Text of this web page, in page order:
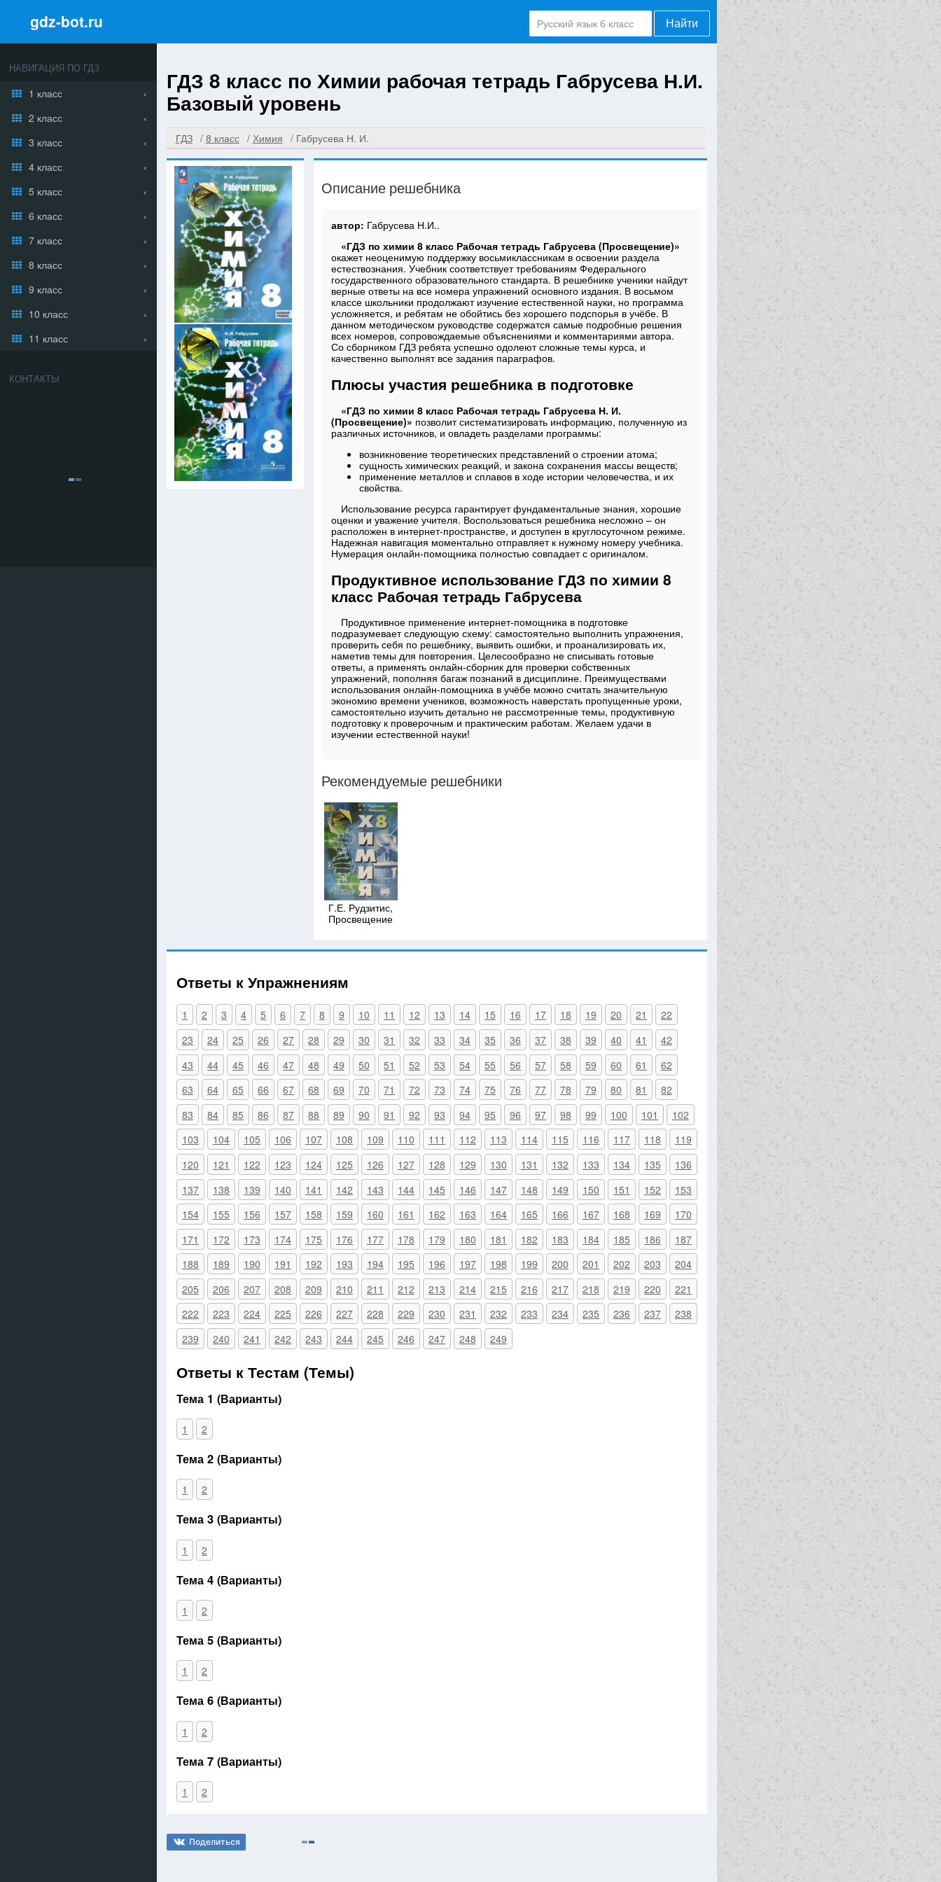
gdz-bot.ru Найти
НАВИГАЦИЯ ПО ГДЗ
1 класс
2 класс
3 класс
4 класс
5 класс
6 класс
7 класс
8 класс
9 класс
10 класс
11 класс
КОНТАКТЫ
ГДЗ 8 класс по Химии рабочая тетрадь Габрусева Н.И.
Базовый уровень
ГДЗ 8 класс Химия Габрусева Н. И.
Описание решебника
автор: Габрусева Н.И..
«ГДЗ по химии 8 класс Рабочая тетрадь Габрусева (Просвещение)»
окажет неоценимую поддержку восьмиклассникам в освоении раздела
естествознания. Учебник соответствует требованиям Федерального
государственного образовательного стандарта. В решебнике ученики найдут
верные ответы на все номера упражнений основного издания. В восьмом
классе школьники продолжают изучение естественной науки, но программа
усложняется, и ребятам не обойтись без хорошего подспорья в учёбе. В
данном методическом руководстве содержатся самые подробные решения
всех номеров, сопровождаемые объяснениями и комментариями автора.
Со сборником ГДЗ ребята успешно одолеют сложные темы курса, и
качественно выполнят все задания параграфов.
Плюсы участия решебника в подготовке
«ГДЗ по химии 8 класс Рабочая тетрадь Габрусева Н. И.
(Просвещение)» позволит систематизировать информацию, полученную из
различных источников, и овладеть разделами программы:
возникновение теоретических представлений о строении атома;
сущность химических реакций, и закона сохранения массы веществ;
применение металлов и сплавов в ходе истории человечества, и их
свойства.
Использование ресурса гарантирует фундаментальные знания, хорошие
оценки и уважение учителя. Воспользоваться решебника несложно – он
расположен в интернет-пространстве, и доступен в круглосуточном режиме.
Надежная навигация моментально отправляет к нужному номеру учебника.
Нумерация онлайн-помощника полностью совпадает с оригиналом.
Продуктивное использование ГДЗ по химии 8
класс Рабочая тетрадь Габрусева
Продуктивное применение интернет-помощника в подготовке
подразумевает следующую схему: самостоятельно выполнить упражнения,
проверить себя по решебнику, выявить ошибки, и проанализировать их,
наметив темы для повторения. Целесообразно не списывать готовые
ответы, а применять онлайн-сборник для проверки собственных
упражнений, пополняя багаж познаний в дисциплине. Преимуществами
использования онлайн-помощника в учёбе можно считать значительную
экономию времени учеников, возможность наверстать пропущенные уроки,
самостоятельно изучить детально не рассмотренные темы, продуктивную
подготовку к проверочным и практическим работам. Желаем удачи в
изучении естественной науки!
Рекомендуемые решебники
Г.Е. Рудзитис,
Просвещение
Ответы к Упражнениям
1 2 3 4 5 6 7 8 9 10 11 12 13 14 15 16 17 18 19 20 21
22
23
24 25 26 27 28 29 30 31 32 33 34 35 36 37 38 39 40 41
42
43
44 45 46 47 48 49 50 51 52 53 54 55 56 57 58 59 60 61
62
63
64 65 66 67 68 69 70 71 72 73 74 75 76 77 78 79 80 81
82
83
84 85 86 87 88 89 90 91 92 93 94 95 96 97 98 99 100 101
102
103
104 105 106 107 108 109 110 111 112 113 114 115 116 117 118
119
120
121 122 123 124 125 126 127 128 129 130 131 132 133 134 135
136
137
138 139 140 141 142 143 144 145 146 147 148 149 150 151 152
153
154
155 156 157 158 159 160 161 162 163 164 165 166 167 168 169
170
171
172 173 174 175 176 177 178 179 180 181 182 183 184 185 186
187
188
189 190 191 192 193 194 195 196 197 198 199 200 201 202 203
204
205
206 207 208 209 210 211 212 213 214 215 216 217 218 219 220
221
222
223 224 225 226 227 228 229 230 231 232 233 234 235 236 237
238
239
240 241 242 243 244 245 246 247 248 249
Ответы к Тестам (Темы)
Тема 1 (Варианты)
1 2
Тема 2 (Варианты)
1 2
Тема 3 (Варианты)
1 2
Тема 4 (Варианты)
1 2
Тема 5 (Варианты)
1 2
Тема 6 (Варианты)
1 2
Тема 7 (Варианты)
1 2
Поделиться